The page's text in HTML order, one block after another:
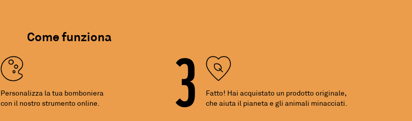
Come funziona
Personalizza la tua bomboniera
con il nostro strumento online.
3
Fatto! Hai acquistato un prodotto originale,
che aiuta il pianeta e gli animali minacciati.